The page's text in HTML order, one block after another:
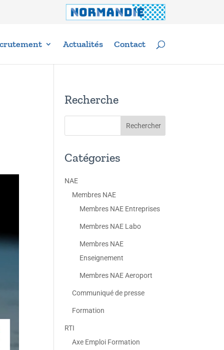
Actualités Contact
Recherche
Catégories
NAE
Membres NAE
Membres NAE Entreprises
Membres NAE Labo
Membres NAE
Enseignement
Membres NAE Aeroport
Communiqué de presse
Formation
RTI
Axe Emploi Formation